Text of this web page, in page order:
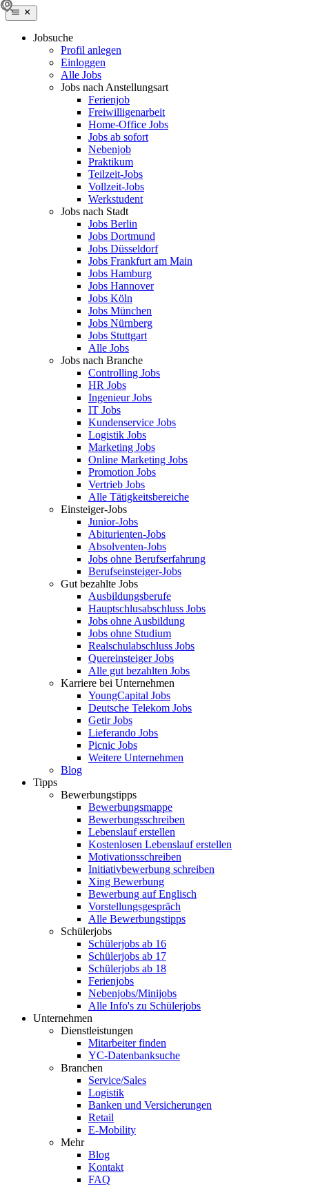
Jobsuche
Profil anlegen
Einloggen
Alle Jobs
Jobs nach Anstellungsart
Ferienjob
Freiwilligenarbeit
Home-Office Jobs
Jobs ab sofort
Nebenjob
Praktikum
Teilzeit-Jobs
Vollzeit-Jobs
Werkstudent
Jobs nach Stadt
Jobs Berlin
Jobs Dortmund
Jobs Düsseldorf
Jobs Frankfurt am Main
Jobs Hamburg
Jobs Hannover
Jobs Köln
Jobs München
Jobs Nürnberg
Jobs Stuttgart
Alle Jobs
Jobs nach Branche
Controlling Jobs
HR Jobs
Ingenieur Jobs
IT Jobs
Kundenservice Jobs
Logistik Jobs
Marketing Jobs
Online Marketing Jobs
Promotion Jobs
Vertrieb Jobs
Alle Tätigkeitsbereiche
Einsteiger-Jobs
Junior-Jobs
Abiturienten-Jobs
Absolventen-Jobs
Jobs ohne Berufserfahrung
Berufseinsteiger-Jobs
Gut bezahlte Jobs
Ausbildungsberufe
Hauptschlusabschluss Jobs
Jobs ohne Ausbildung
Jobs ohne Studium
Realschulabschluss Jobs
Quereinsteiger Jobs
Alle gut bezahlten Jobs
Karriere bei Unternehmen
YoungCapital Jobs
Deutsche Telekom Jobs
Getir Jobs
Lieferando Jobs
Picnic Jobs
Weitere Unternehmen
Blog
Tipps
Bewerbungstipps
Bewerbungsmappe
Bewerbungsschreiben
Lebenslauf erstellen
Kostenlosen Lebenslauf erstellen
Motivationsschreiben
Initiativbewerbung schreiben
Xing Bewerbung
Bewerbung auf Englisch
Vorstellungsgespräch
Alle Bewerbungstipps
Schülerjobs
Schülerjobs ab 16
Schülerjobs ab 17
Schülerjobs ab 18
Ferienjobs
Nebenjobs/Minijobs
Alle Info's zu Schülerjobs
Unternehmen
Dienstleistungen
Mitarbeiter finden
YC-Datenbanksuche
Branchen
Service/Sales
Logistik
Banken und Versicherungen
Retail
E-Mobility
Mehr
Blog
Kontakt
FAQ